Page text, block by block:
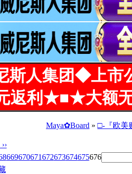
尼斯人集团◆上
返利★■★大额
Maya✿Board » □-『欧美
669670671672673674675676